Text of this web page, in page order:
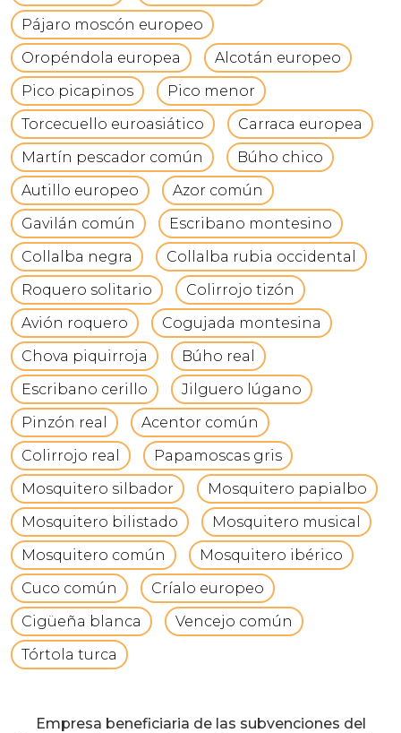
Pájaro moscón europeo
Oropéndola europea
Alcotán europeo
Pico picapinos
Pico menor
Torcecuello euroasiático
Carraca europea
Martín pescador común
Búho chico
Autillo europeo
Azor común
Gavilán común
Escribano montesino
Collalba negra
Collalba rubia occidental
Roquero solitario
Colirrojo tizón
Avión roquero
Cogujada montesina
Chova piquirroja
Búho real
Escribano cerillo
Jilguero lúgano
Pinzón real
Acentor común
Colirrojo real
Papamoscas gris
Mosquitero silbador
Mosquitero papialbo
Mosquitero bilistado
Mosquitero musical
Mosquitero común
Mosquitero ibérico
Cuco común
Críalo europeo
Cigüeña blanca
Vencejo común
Tórtola turca
Empresa beneficiaria de las subvenciones del